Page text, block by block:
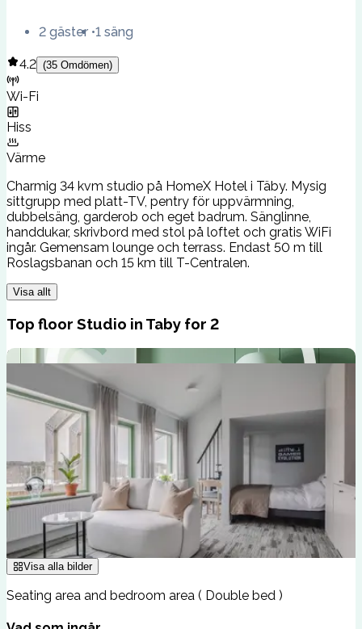
2 gäster 1 säng
4.2 (35 Omdömen)
Wi-Fi
Hiss
Värme
Charmig 34 kvm studio på HomeX Hotel i Täby. Mysig
sittgrupp med platt-TV, pentry för uppvärmning,
dubbelsäng, garderob och eget badrum. Sänglinne,
handdukar, skrivbord med stol på loftet och gratis WiFi
ingår. Gemensam lounge och terrass. Endast 50 m till
Roslagsbanan och 15 km till T-Centralen.
Visa allt
Top floor Studio in Taby for 2
Visa alla bilder
Seating area and bedroom area ( Double bed )